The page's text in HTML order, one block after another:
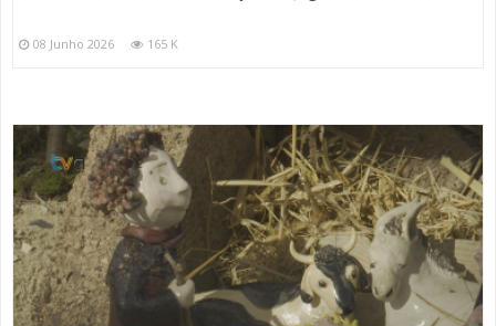
08 Junho 2026 165 K